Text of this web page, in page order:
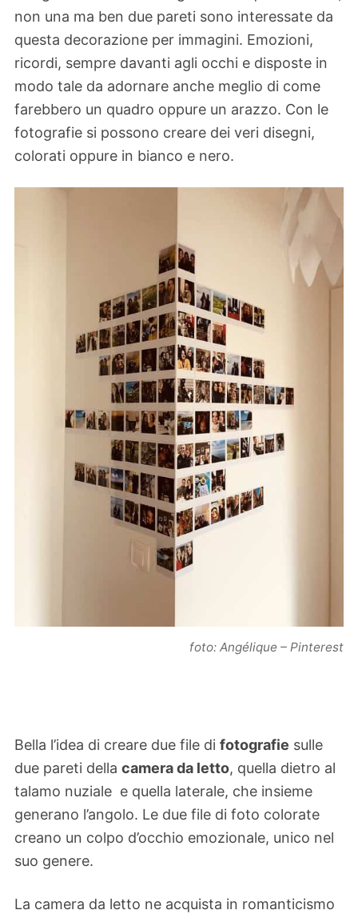
non una ma ben due pareti sono interessate da
questa decorazione per immagini. Emozioni,
ricordi, sempre davanti agli occhi e disposte in
modo tale da adornare anche meglio di come
farebbero un quadro oppure un arazzo. Con le
fotografie si possono creare dei veri disegni,
colorati oppure in bianco e nero.
foto: Angélique – Pinterest
Bella l’idea di creare due file di fotografie sulle
due pareti della camera da letto, quella dietro al
talamo nuziale e quella laterale, che insieme
generano l’angolo. Le due file di foto colorate
creano un colpo d’occhio emozionale, unico nel
suo genere.
La camera da letto ne acquista in romanticismo